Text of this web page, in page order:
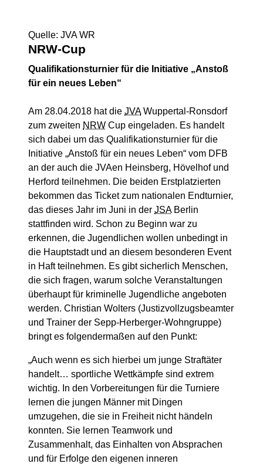
Quelle: JVA WR
NRW-Cup
Qualifikationsturnier für die Initiative „Anstoß
für ein neues Leben“
Am 28.04.2018 hat die JVAWuppertal-Ronsdorf
zum zweiten NRW Cup eingeladen. Es handelt
sich dabei um das Qualifikationsturnier für die
Initiative „Anstoß für ein neues Leben“ vom DFB
an der auch die JVAen Heinsberg, Hövelhof und
Herford teilnehmen. Die beiden Erstplatzierten
bekommen das Ticket zum nationalen Endturnier,
das dieses Jahr im Juni in der JSABerlin
stattfinden wird. Schon zu Beginn war zu
erkennen, die Jugendlichen wollen unbedingt in
die Hauptstadt und an diesem besonderen Event
in Haft teilnehmen. Es gibt sicherlich Menschen,
die sich fragen, warum solche Veranstaltungen
überhaupt für kriminelle Jugendliche angeboten
werden. Christian Wolters (Justizvollzugsbeamter
und Trainer der Sepp-Herberger-Wohngruppe)
bringt es folgendermaßen auf den Punkt:
„Auch wenn es sich hierbei um junge Straftäter
handelt… sportliche Wettkämpfe sind extrem
wichtig. In den Vorbereitungen für die Turniere
lernen die jungen Männer mit Dingen
umzugehen, die sie in Freiheit nicht händeln
konnten. Sie lernen Teamwork und
Zusammenhalt, das Einhalten von Absprachen
und für Erfolge den eigenen inneren